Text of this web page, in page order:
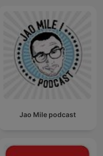
Jao Mile podcast